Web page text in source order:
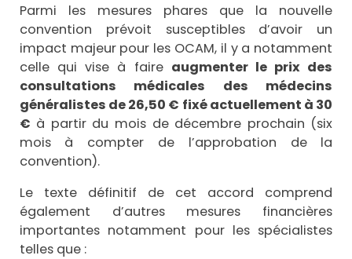
Parmi les mesures phares que la nouvelle
convention prévoit susceptibles d’avoir un
impact majeur pour les OCAM, il y a notamment
celle qui vise à faire augmenter le prix des
consultations médicales des médecins
généralistes de 26,50 € fixé actuellement à 30
€ à partir du mois de décembre prochain (six
mois à compter de l’approbation de la
convention).
Le texte définitif de cet accord comprend
également d’autres mesures financières
importantes notamment pour les spécialistes
telles que :